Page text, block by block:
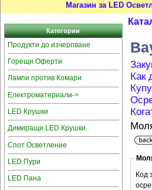
Магазин за LED
Категории
Продукти до изчерпване
Горещи Оферти
Лампи против Комари
Електроматериали->
LED Крушки
Димиращи LED Крушки
Спот Осветление
LED Пури
LED Пана
Как
Код